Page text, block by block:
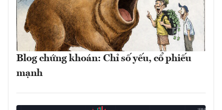
Blog chứng khoán: Chỉ số yếu, cổ phiếu
mạnh